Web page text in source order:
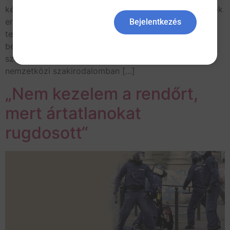
kérdésekről, azaz a szülészeti epidemiológiai kutatások
eredményeiről nyugodt és tárgyilagos módon
természetesen joga és kötelessége az orvosnak
betegeit informálni. Sőt joga van az orvosnak
személyes tapasztalatairól, a szakmában vagy épp a
nemzetközi szakirodalomban […]
„Nem kezelem a rendőrt,
mert ártatlanokat
rugdosott“
Bejelentkezés